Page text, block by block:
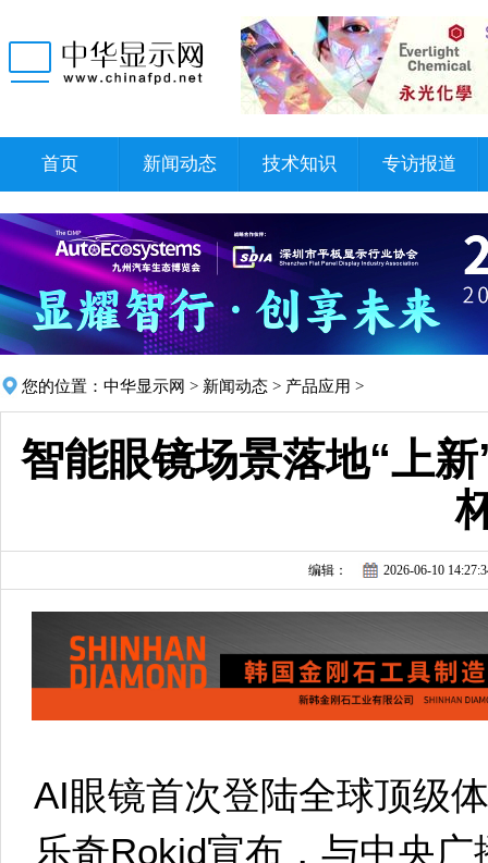
首页 新闻动态 技术知识 专访报道
您的位置： 中华显示网 > 新闻动态 > 产品应用 >
智能眼镜场景落地“上
编辑： 2026-06-10
AI眼镜首次登陆全球顶级
乐奇Rokid宣布，与中央